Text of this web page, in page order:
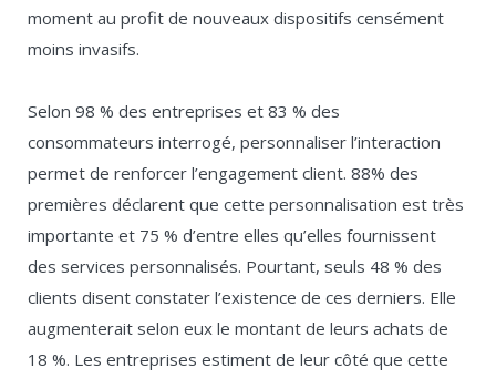
moment au profit de nouveaux dispositifs censément
moins invasifs.
Selon 98 % des entreprises et 83 % des
consommateurs interrogé, personnaliser l’interaction
permet de renforcer l’engagement client. 88% des
premières déclarent que cette personnalisation est très
importante et 75 % d’entre elles qu’elles fournissent
des services personnalisés. Pourtant, seuls 48 % des
clients disent constater l’existence de ces derniers. Elle
augmenterait selon eux le montant de leurs achats de
18 %. Les entreprises estiment de leur côté que cette